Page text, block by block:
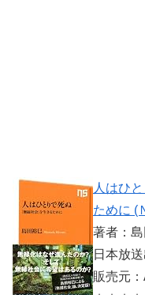
人はひ
ために (
著者：
日本放
販売元